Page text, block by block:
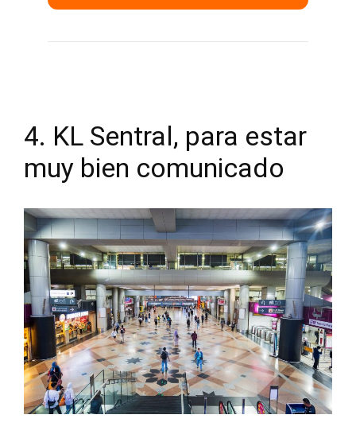
4. KL Sentral, para estar
muy bien comunicado